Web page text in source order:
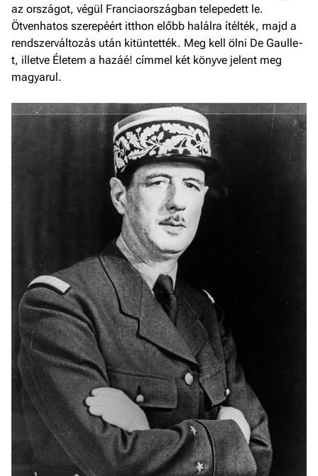
az országot, végül Franciaországban telepedett le.
Ötvenhatos szerepéért itthon előbb halálra ítélték, majd a
rendszerváltozás után kitüntették. Meg kell ölni De Gaulle-
t, illetve Életem a hazáé! címmel két könyve jelent meg
magyarul.